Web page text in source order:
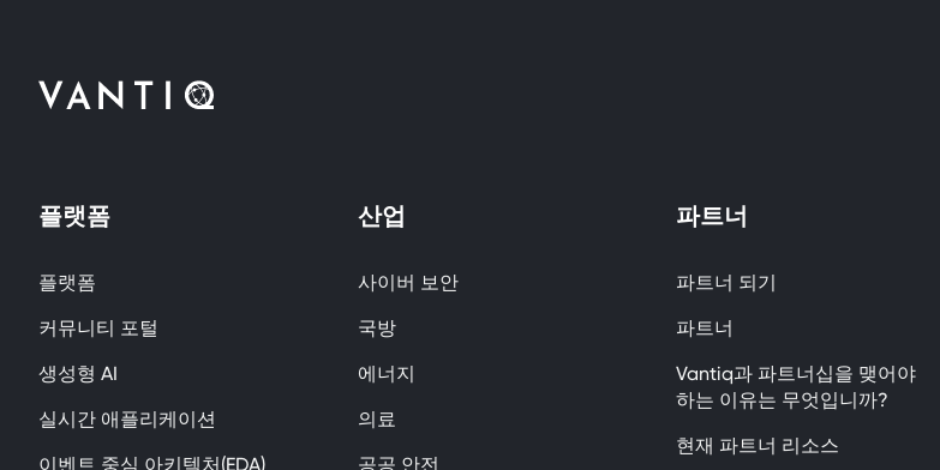
플랫폼
플랫폼
커뮤니티 포털
생성형 AI
실시간 애플리케이션
이벤트 중심 아키텍처(EDA)
산업
사이버 보안
국방
에너지
의료
공공 안전
파트너
파트너 되기
파트너
Vantiq과 파트너십을 맺어야
하는 이유는 무엇입니까?
현재 파트너 리소스